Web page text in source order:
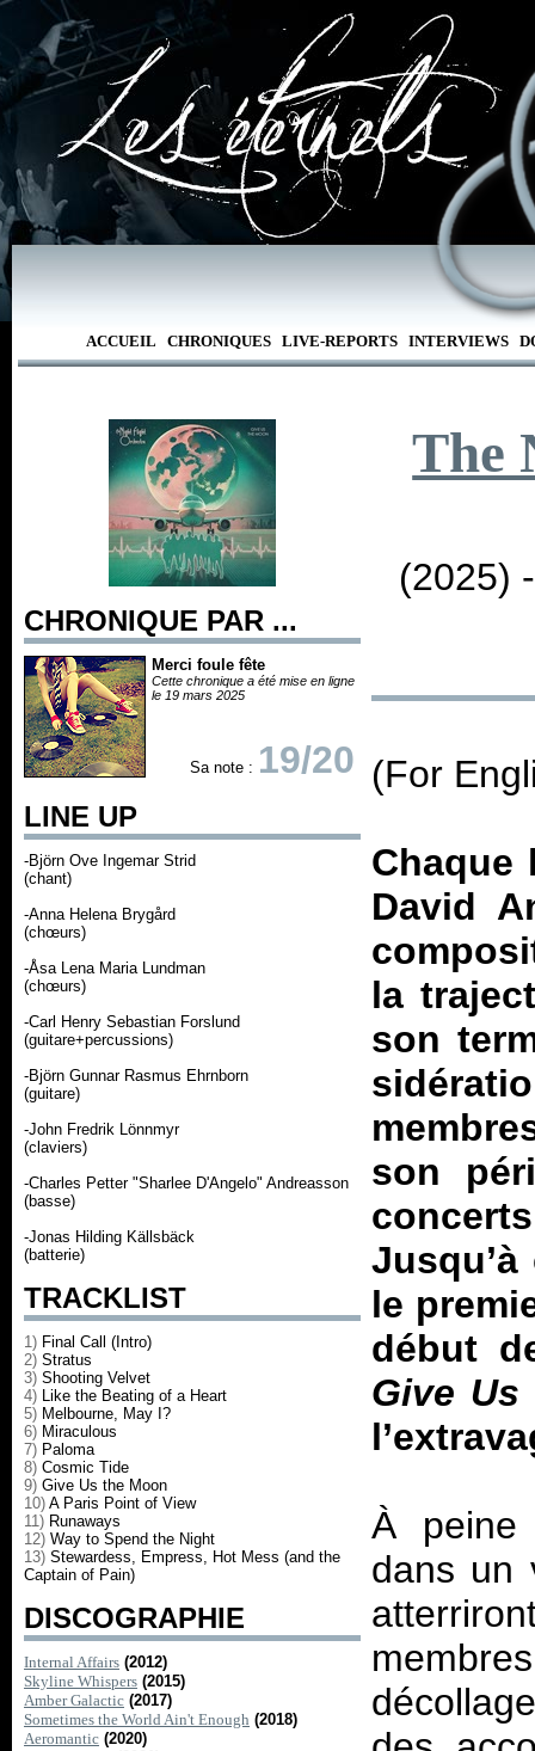
ACCUEIL CHRONIQUES LIVE-REPORTS INTERVIEWS
CHRONIQUE PAR ...
Merci foule fête
Cette chronique a été mise en ligne
le 19 mars 2025
Sa note : 19/20
LINE UP
-Björn Ove Ingemar Strid
(chant)
-Anna Helena Brygård
(chœurs)
-Åsa Lena Maria Lundman
(chœurs)
-Carl Henry Sebastian Forslund
(guitare+percussions)
-Björn Gunnar Rasmus Ehrnborn
(guitare)
-John Fredrik Lönnmyr
(claviers)
-Charles Petter "Sharlee D'Angelo" Andreasson
(basse)
-Jonas Hilding Källsbäck
(batterie)
TRACKLIST
1) Final Call (Intro)
2) Stratus
3) Shooting Velvet
4) Like the Beating of a Heart
5) Melbourne, May I?
6) Miraculous
7) Paloma
8) Cosmic Tide
9) Give Us the Moon
10) A Paris Point of View
11) Runaways
12) Way to Spend the Night
13) Stewardess, Empress, Hot Mess (and the
Captain of Pain)
DISCOGRAPHIE
Internal Affairs (2012)
Skyline Whispers (2015)
Amber Galactic (2017)
Sometimes the World Ain't Enough (2018)
Aeromantic (2020)
The
(2025)
(For
Chaque
David
la
son
son
le
début
Give Us
À peine
dans un